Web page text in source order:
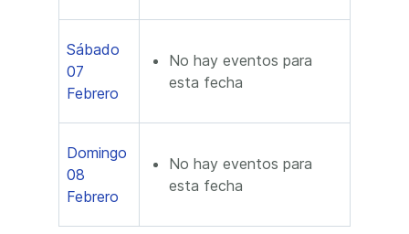
Sábado
07
Febrero
No hay eventos para
esta fecha
Domingo
08
Febrero
No hay eventos para
esta fecha